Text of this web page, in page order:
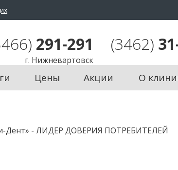
A A
291-291
г. Нижневартовск
(3462)
Цены Акции О
Дент» - ЛИДЕР ДОВЕРИЯ ПОТРЕБИТЕЛЕЙ